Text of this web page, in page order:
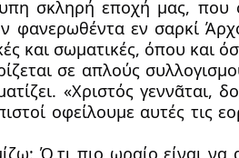
σκληρή εποχή μας,
φανερωθέντα εν σαρκί
και σωματικές, όπου και
σε απλούς
«Χριστός γεννᾶται,
οφείλουμε αυτές τις